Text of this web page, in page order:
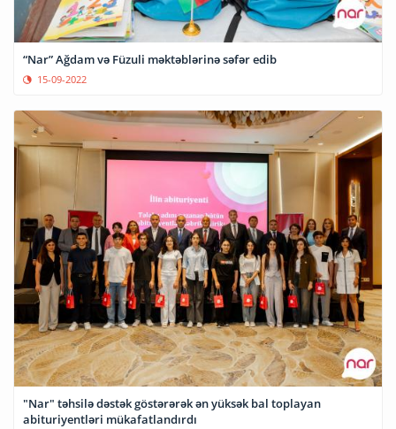
“Nar” Ağdam və Füzuli məktəblərinə səfər edib
15-09-2022
"Nar" təhsilə dəstək göstərərək ən yüksək bal toplayan
abituriyentləri mükafatlandırdı